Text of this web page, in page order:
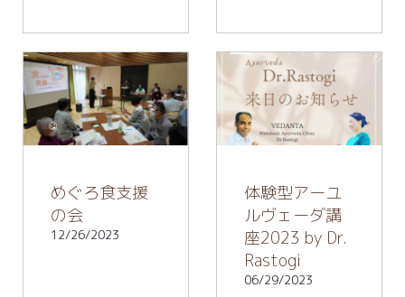
めぐろ食支援
の会
12/26/2023
体験型アーユ
ルヴェーダ講
座2023 by Dr.
Rastogi
06/29/2023